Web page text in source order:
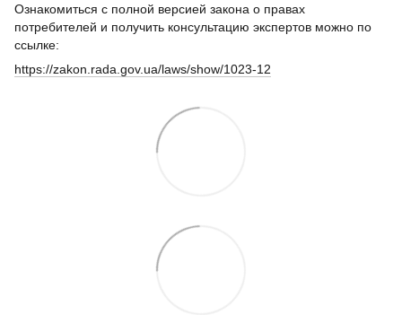
Ознакомиться с полной версией закона о правах
потребителей и получить консультацию экспертов можно по
ссылке:
https://zakon.rada.gov.ua/laws/show/1023-12